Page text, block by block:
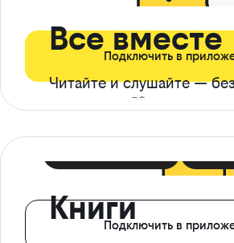
Все вместе
Читайте и слушайте —
ограничений*
Подключить в
КнигиПодключить в